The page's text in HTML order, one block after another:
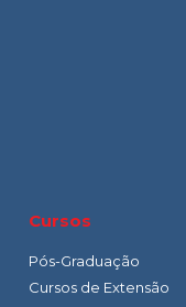
Cursos
Pós-Graduação
Cursos de Extensão